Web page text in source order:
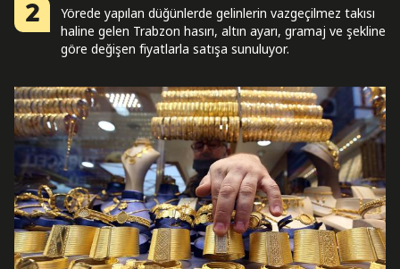
2
Yörede yapılan düğünlerde gelinlerin vazgeçilmez takısı
haline gelen Trabzon hasırı, altın ayarı, gramaj ve şekline
göre değişen fiyatlarla satışa sunuluyor.